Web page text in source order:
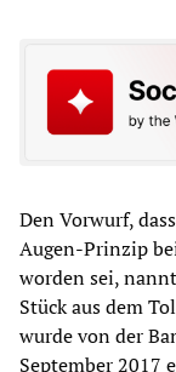
Den Vorwurf,
Augen-Prinzip
worden sei,
Stück aus dem
wurde von der
September 2017